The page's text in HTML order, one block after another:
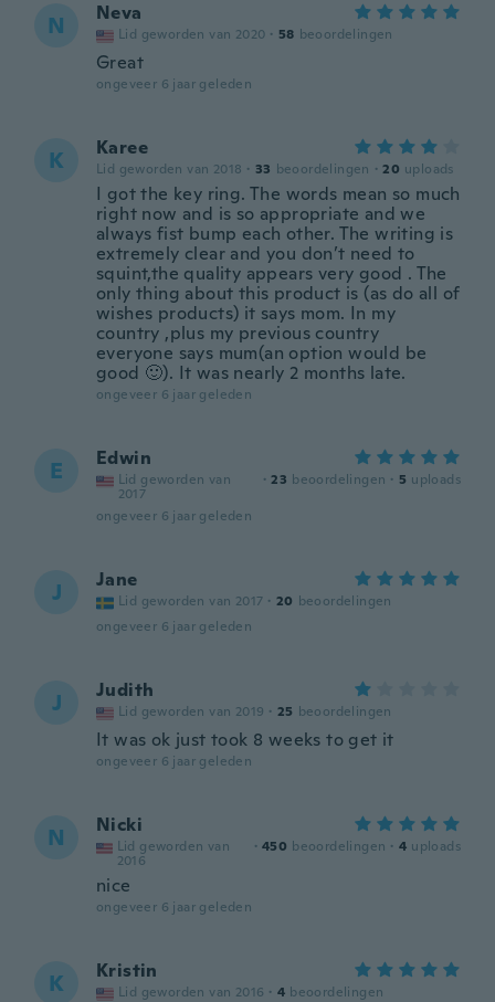
N Neva
Lid geworden van 2020 · 58 beoordelingen
Great
ongeveer 6 jaar geleden
K Karee
Lid geworden van 2018 · 33 beoordelingen · 20 uploads
I got the key ring. The words mean so much
right now and is so appropriate and we
always fist bump each other. The writing is
extremely clear and you don’t need to
squint,the quality appears very good . The
only thing about this product is (as do all of
wishes products) it says mom. In my
country ,plus my previous country
everyone says mum(an option would be
good 🙂). It was nearly 2 months late.
ongeveer 6 jaar geleden
E Edwin
Lid geworden van
2017
· 23 beoordelingen · 5 uploads
ongeveer 6 jaar geleden
J Jane
Lid geworden van 2017 · 20 beoordelingen
ongeveer 6 jaar geleden
J Judith
Lid geworden van 2019 · 25 beoordelingen
It was ok just took 8 weeks to get it
ongeveer 6 jaar geleden
N Nicki
Lid geworden van
2016
· 450 beoordelingen · 4 uploads
nice
ongeveer 6 jaar geleden
K Kristin
Lid geworden van 2016 · 4 beoordelingen